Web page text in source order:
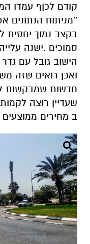
''מניתוח הנתונים
בקצב נמוך יחסית
סמוכים .ישנה
הישוב גובל עם
ואכן רואים שזה
חדשות שמבקשות
שעדיין רוצה
ב מחירים ממוצעים לחודש08/22 ב-